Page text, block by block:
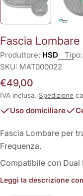
Fascia
Produttore: HSD Tipo:
SKU: MAT000022
Prezzo
normale
€49,00
IVA inclusa. Spedizione
Uso domiciliare
Fascia Lombare per
Frequenza.
Compatibile con Dual
Leggi la descrizione